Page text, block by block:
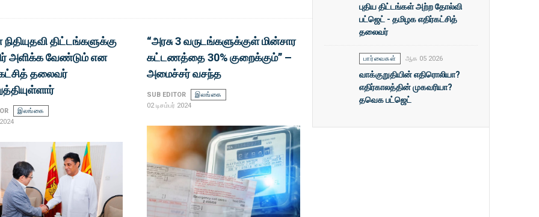
திட்டங்களுக்கு
அளிக்க வேண்டும் என
தலைவர்
இலங்கை
“அரசு 3 வருடங்களுக்குள் மின்சார
கட்டணத்தை 30% குறைக்கும்” –
அமைச்சர் வசந்த
SUB EDITOR
இலங்கை
02 டிசம்பர் 2024
புதிய திட்டங்கள் அற்ற தோல்வி
பட்ஜெட் - தமிழக எதிர்கட்சித்
தலைவர்
பார்வைகள் ஆக 05 2026
வாக்குறுதியின் எதிரொலியா?
எதிர்காலத்தின் முகவரியா?
தவெக பட்ஜெட்